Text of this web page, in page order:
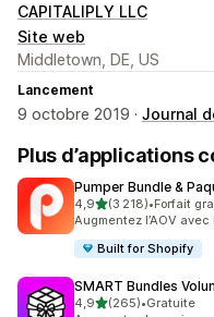
CAPITALIPLY LLC
Site web
Middletown, DE, US
Lancement
9 octobre 2019 · Journal
Plus d’applications
Pumper Bundle &
4,9étoile(s) sur 5
(3 218)
3218 avis au total
•Forfait
Augmentez l’AOV
Built for Shopify
SMART Bundles
4,9étoile(s) sur 5
(265)
265 avis au total
•Gratuite